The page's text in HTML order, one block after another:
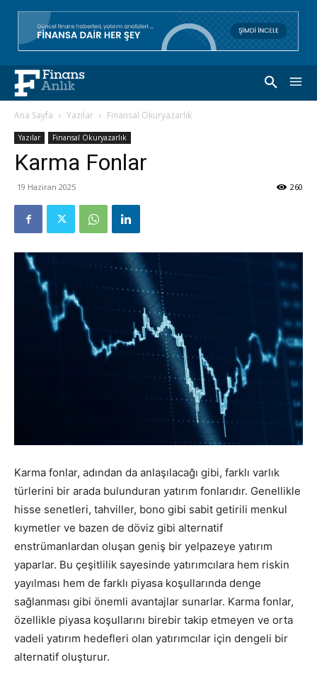
Ana Sayfa Yazılar Finansal Okuryazarlık
Yazılar Finansal Okuryazarlık
Karma Fonlar
19 Haziran 2025 260
Karma fonlar, adından da anlaşılacağı gibi, farklı varlık
türlerini bir arada bulunduran yatırım fonlarıdır. Genellikle
hisse senetleri, tahviller, bono gibi sabit getirili menkul
kıymetler ve bazen de döviz gibi alternatif
enstrümanlardan oluşan geniş bir yelpazeye yatırım
yaparlar. Bu çeşitlilik sayesinde yatırımcılara hem riskin
yayılması hem de farklı piyasa koşullarında denge
sağlanması gibi önemli avantajlar sunarlar. Karma fonlar,
özellikle piyasa koşullarını birebir takip etmeyen ve orta
vadeli yatırım hedefleri olan yatırımcılar için dengeli bir
alternatif oluşturur.